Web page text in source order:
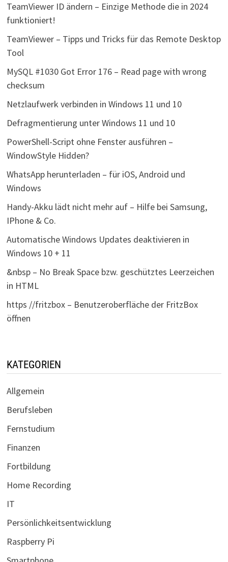
TeamViewer ID ändern – Einzige Methode die in 2024
funktioniert!
TeamViewer – Tipps und Tricks für das Remote Desktop
Tool
MySQL #1030 Got Error 176 – Read page with wrong
checksum
Netzlaufwerk verbinden in Windows 11 und 10
Defragmentierung unter Windows 11 und 10
PowerShell-Script ohne Fenster ausführen –
WindowStyle Hidden?
WhatsApp herunterladen – für iOS, Android und
Windows
Handy-Akku lädt nicht mehr auf – Hilfe bei Samsung,
IPhone & Co.
Automatische Windows Updates deaktivieren in
Windows 10 + 11
&nbsp – No Break Space bzw. geschütztes Leerzeichen
in HTML
https //fritzbox – Benutzeroberfläche der FritzBox
öffnen
KATEGORIEN
Allgemein
Berufsleben
Fernstudium
Finanzen
Fortbildung
Home Recording
IT
Persönlichkeitsentwicklung
Raspberry Pi